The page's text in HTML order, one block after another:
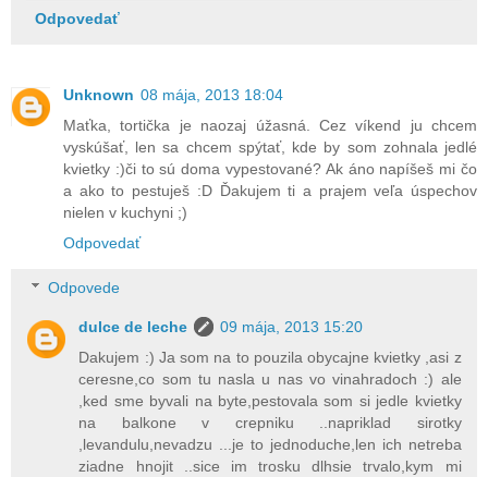
Odpovedať
Unknown 08 mája, 2013 18:04
Maťka, tortička je naozaj úžasná. Cez víkend ju chcem
vyskúšať, len sa chcem spýtať, kde by som zohnala jedlé
kvietky :)či to sú doma vypestované? Ak áno napíšeš mi čo
a ako to pestuješ :D Ďakujem ti a prajem veľa úspechov
nielen v kuchyni ;)
Odpovedať
Odpovede
dulce de leche
09 mája, 2013 15:20
Dakujem :) Ja som na to pouzila obycajne kvietky ,asi z
ceresne,co som tu nasla u nas vo vinahradoch :) ale
,ked sme byvali na byte,pestovala som si jedle kvietky
na balkone v crepniku ..napriklad sirotky
,levandulu,nevadzu ...je to jednoduche,len ich netreba
ziadne hnojit ..sice im trosku dlhsie trvalo,kym mi